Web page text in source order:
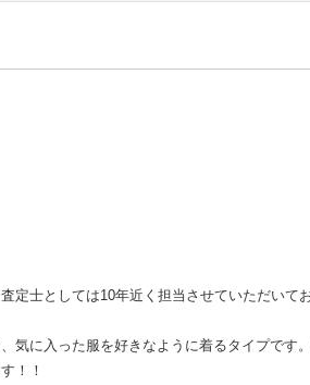
定士としては10年近く担当させていただいて
気に入った服を好きなように着るタイプです
！！